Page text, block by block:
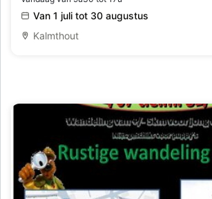
tijdens de zomervakantie
Van 1 juli tot 30 augustus
Kalmthout